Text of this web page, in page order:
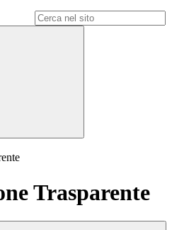
Trasparente